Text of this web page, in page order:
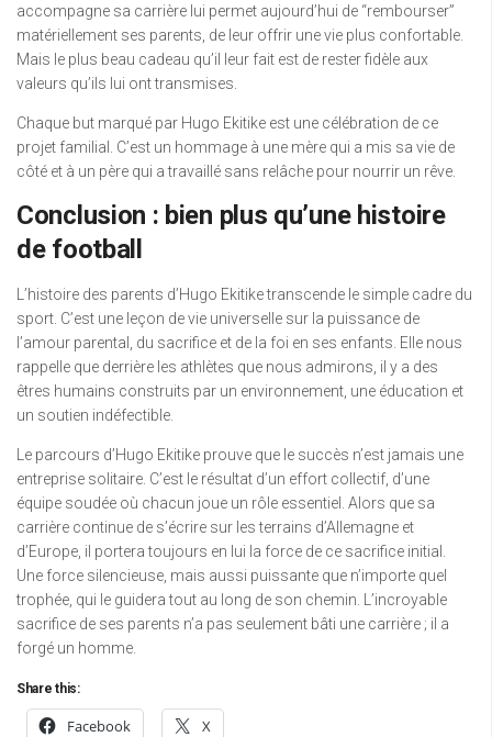
accompagne sa carrière lui permet aujourd’hui de “rembourser”
matériellement ses parents, de leur offrir une vie plus confortable.
Mais le plus beau cadeau qu’il leur fait est de rester fidèle aux
valeurs qu’ils lui ont transmises.
Chaque but marqué par Hugo Ekitike est une célébration de ce
projet familial. C’est un hommage à une mère qui a mis sa vie de
côté et à un père qui a travaillé sans relâche pour nourrir un rêve.
Conclusion : bien plus qu’une histoire
de football
L’histoire des parents d’Hugo Ekitike transcende le simple cadre du
sport. C’est une leçon de vie universelle sur la puissance de
l’amour parental, du sacrifice et de la foi en ses enfants. Elle nous
rappelle que derrière les athlètes que nous admirons, il y a des
êtres humains construits par un environnement, une éducation et
un soutien indéfectible.
Le parcours d’Hugo Ekitike prouve que le succès n’est jamais une
entreprise solitaire. C’est le résultat d’un effort collectif, d’une
équipe soudée où chacun joue un rôle essentiel. Alors que sa
carrière continue de s’écrire sur les terrains d’Allemagne et
d’Europe, il portera toujours en lui la force de ce sacrifice initial.
Une force silencieuse, mais aussi puissante que n’importe quel
trophée, qui le guidera tout au long de son chemin. L’incroyable
sacrifice de ses parents n’a pas seulement bâti une carrière ; il a
forgé un homme.
Share this:
Facebook X